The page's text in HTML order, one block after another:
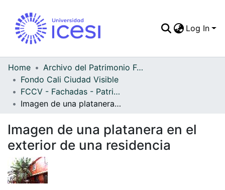
Log In
Home
Archivo del Patrimonio Fotográfico y Fílmico del Valle del Cauca
Fondo Cali Ciudad Visible
FCCV - Fachadas - Patrimonial
Imagen de una platanera en el exterior de una residencia
Imagen de una platanera en el
exterior de una residencia